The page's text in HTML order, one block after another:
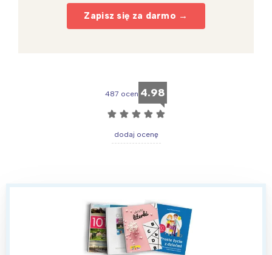
Zapisz się za darmo →
487 ocen 4.98
☆ ☆ ☆ ☆ ☆
dodaj ocenę